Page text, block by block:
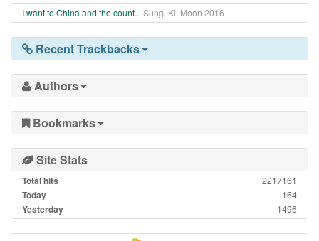
I want to China and the count... Sung. Ki. Moon 2016
Recent Trackbacks
Authors
Bookmarks
Site Stats
Total hits 2217161
Today 164
Yesterday 1496